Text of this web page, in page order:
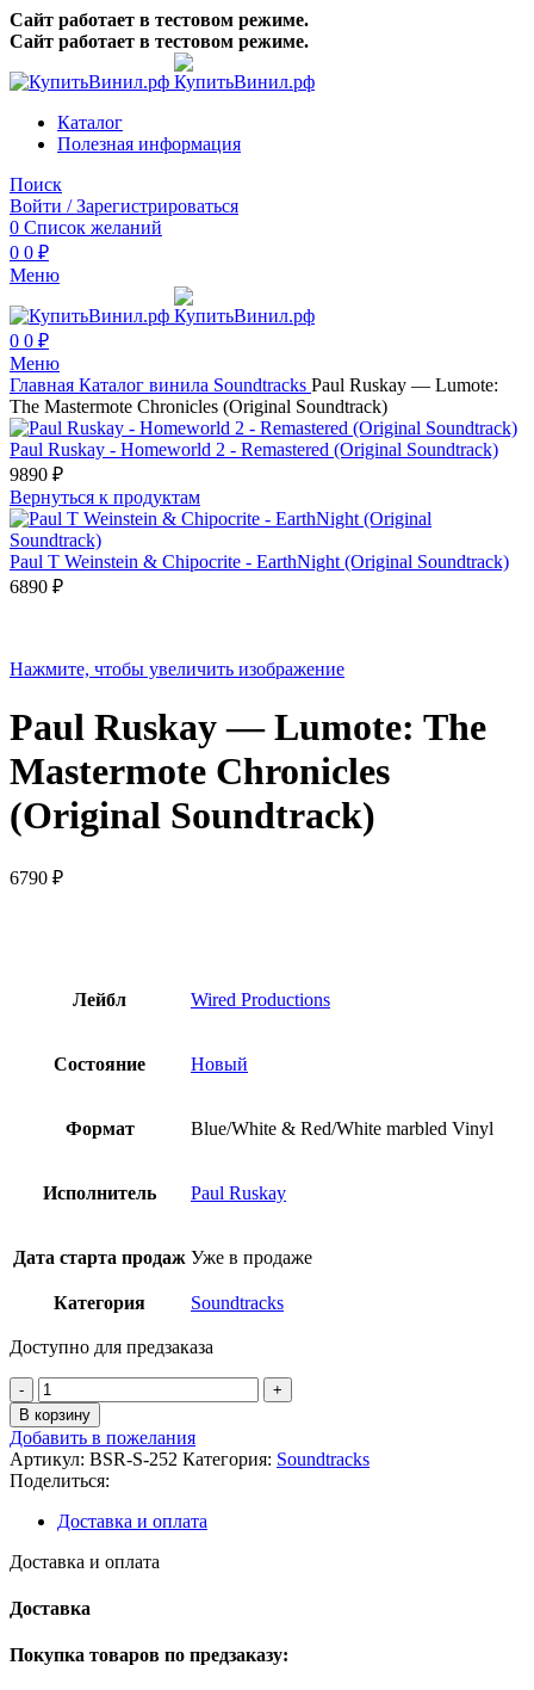
Сайт работает в тестовом режиме.
Сайт работает в тестовом режиме.
Каталог
Полезная информация
Поиск
Войти / Зарегистрироваться
0 Список желаний
0 0 ₽
Меню
0 0 ₽
Меню
Главная Каталог винила Soundtracks Paul Ruskay — Lumote:
The Mastermote Chronicles (Original Soundtrack)
Paul Ruskay - Homeworld 2 - Remastered (Original Soundtrack)
9890 ₽
Вернуться к продуктам
Paul T Weinstein & Chipocrite - EarthNight (Original Soundtrack)
6890 ₽
Нажмите, чтобы увеличить изображение
Paul Ruskay — Lumote: The
Mastermote Chronicles
(Original Soundtrack)
6790 ₽
Лейбл Wired Productions
Состояние Новый
Формат Blue/White & Red/White marbled Vinyl
Исполнитель Paul Ruskay
Дата старта продаж Уже в продаже
Категория Soundtracks
Доступно для предзаказа
Количество
товара
Paul
Ruskay
-
Lumote:
The
Mastermote
Chronicles
Soundtrack)
В корзину
Добавить в пожелания
Артикул: BSR-S-252 Категория: Soundtracks
Поделиться:
Доставка и оплата
Доставка и оплата
Доставка
Покупка товаров по предзаказу: